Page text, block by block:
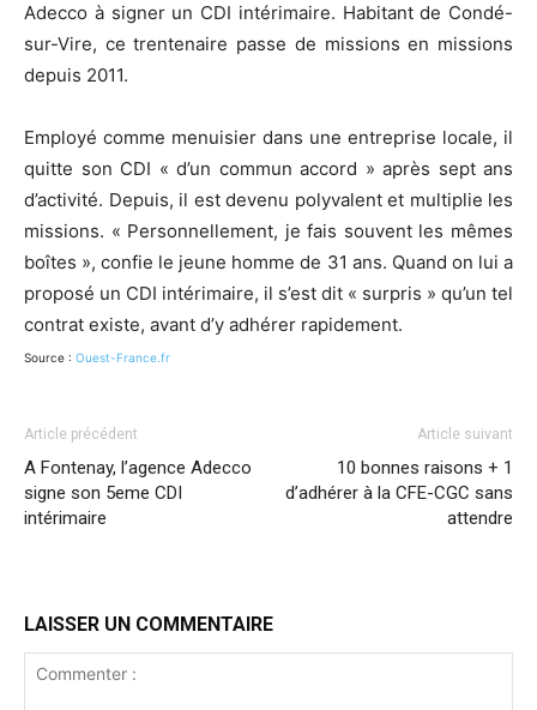
Adecco à signer un CDI intérimaire. Habitant de Condé-
sur-Vire, ce trentenaire passe de missions en missions
depuis 2011.
Employé comme menuisier dans une entreprise locale, il
quitte son CDI « d’un commun accord » après sept ans
d’activité. Depuis, il est devenu polyvalent et multiplie les
missions. « Personnellement, je fais souvent les mêmes
boîtes », confie le jeune homme de 31 ans. Quand on lui a
proposé un CDI intérimaire, il s’est dit « surpris » qu’un tel
contrat existe, avant d’y adhérer rapidement.
Source : Ouest-France.fr
Article précédent
A Fontenay, l’agence Adecco
signe son 5eme CDI
intérimaire
Article suivant
10 bonnes raisons + 1
d’adhérer à la CFE-CGC sans
attendre
LAISSER UN COMMENTAIRE